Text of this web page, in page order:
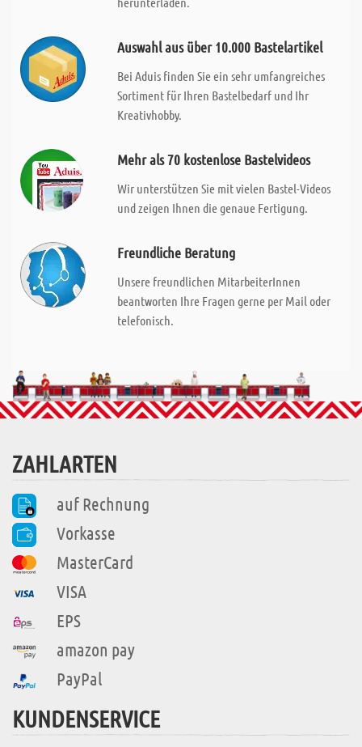
Auswahl aus über 10.000 Bastelartikel
Bei Aduis finden Sie ein sehr umfangreiches
Sortiment für Ihren Bastelbedarf und Ihr
Kreativhobby.
Mehr als 70 kostenlose Bastelvideos
Wir unterstützen Sie mit vielen Bastel-Videos
und zeigen Ihnen die genaue Fertigung.
Freundliche Beratung
Unsere freundlichen MitarbeiterInnen
beantworten Ihre Fragen gerne per Mail oder
telefonisch.
ZAHLARTEN
auf Rechnung
Vorkasse
MasterCard
VISA
EPS
amazon pay
PayPal
KUNDENSERVICE